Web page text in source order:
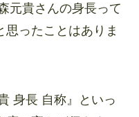
元貴さんの身長って
思ったことはありま
身長 自称』といっ